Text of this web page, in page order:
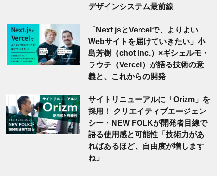
デザインシステム最前線
「Next.jsとVercelで、よりよい
Webサイトを届けていきたい」小
島芳樹（chot Inc.）×ギシェルモ・
ラウチ（Vercel）が語る技術の意
義と、これからの開発
サイトリニューアルに「Orizm」を
採用！ クリエイティブエージェン
シー・NEW FOLKが開発者目線で
語る使用感と可能性「技術力があ
ればあるほど、自由度が増します
ね」